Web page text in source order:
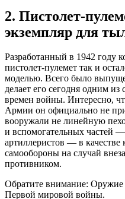
2. Пистолет-
экземпляр для
Разработанный в 1942 году
пистолет-пулемет так и
моделью. Всего было
делает его сегодня одним
времен войны. Интересно,
Армии он официально не
вооружали не линейную
и вспомогательных частей —
артиллеристов — в качестве
самообороны на случай
противником.
Обратите внимание:
Первой мировой войны.